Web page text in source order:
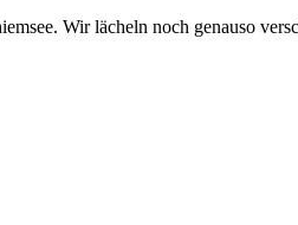
Wir lächeln noch genauso